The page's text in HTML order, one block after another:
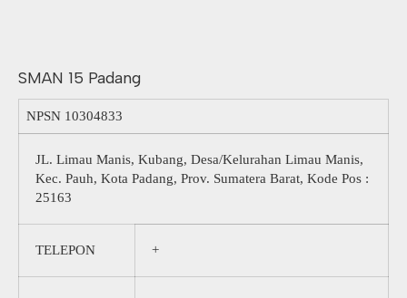
SMAN 15 Padang
NPSN 10304833
JL. Limau Manis, Kubang, Desa/Kelurahan Limau Manis,
Kec. Pauh, Kota Padang, Prov. Sumatera Barat, Kode Pos :
25163
TELEPON +